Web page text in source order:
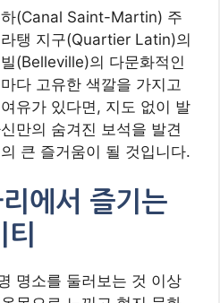
(Canal Saint-Martin) 주
탱 지구(Quartier Latin)의
(Belleville)의 다문화적인
다 고유한 색깔을 가지고
유가 있다면, 지도 없이 발
만의 숨겨진 보석을 발견
큰 즐거움이 될 것입니다.
에서 즐기는
명소를 둘러보는 것 이상